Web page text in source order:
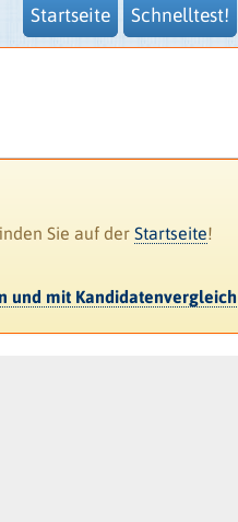
Startseite Schnelltest!
Sie auf derStartseite!
und mit Kandidatenvergleich